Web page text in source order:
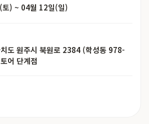
) ~ 04월 12일(일)
도 원주시 북원로 2384 (학성동 978-
어 단계점